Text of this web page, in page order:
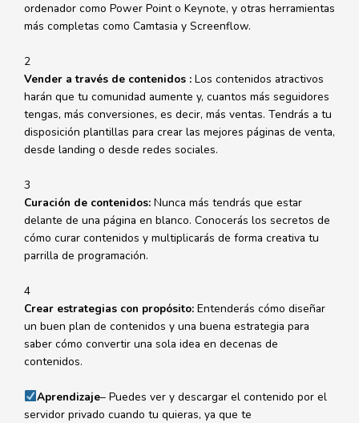
ordenador como Power Point o Keynote, y otras herramientas
más completas como Camtasia y Screenflow.
2
Vender a través de contenidos : Los contenidos atractivos
harán que tu comunidad aumente y, cuantos más seguidores
tengas, más conversiones, es decir, más ventas. Tendrás a tu
disposición plantillas para crear las mejores páginas de venta,
desde landing o desde redes sociales.
3
Curación de contenidos: Nunca más tendrás que estar
delante de una página en blanco. Conocerás los secretos de
cómo curar contenidos y multiplicarás de forma creativa tu
parrilla de programación.
4
Crear estrategias con propósito: Entenderás cómo diseñar
un buen plan de contenidos y una buena estrategia para
saber cómo convertir una sola idea en decenas de
contenidos.
Aprendizaje– Puedes ver y descargar el contenido por el
servidor privado cuando tu quieras, ya que te